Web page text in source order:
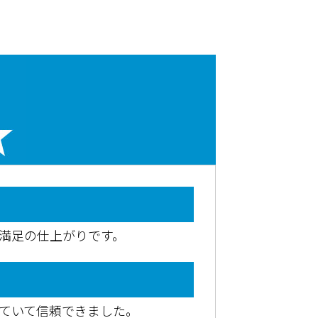
の仕上がりです。
て信頼できました。